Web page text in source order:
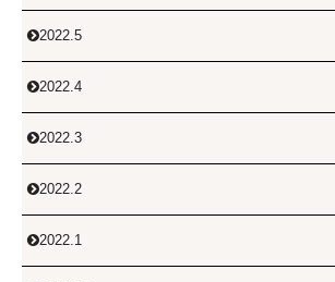
2022.5
2022.4
2022.3
2022.2
2022.1